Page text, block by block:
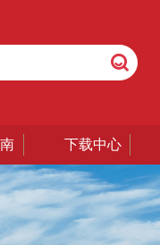
下载中心